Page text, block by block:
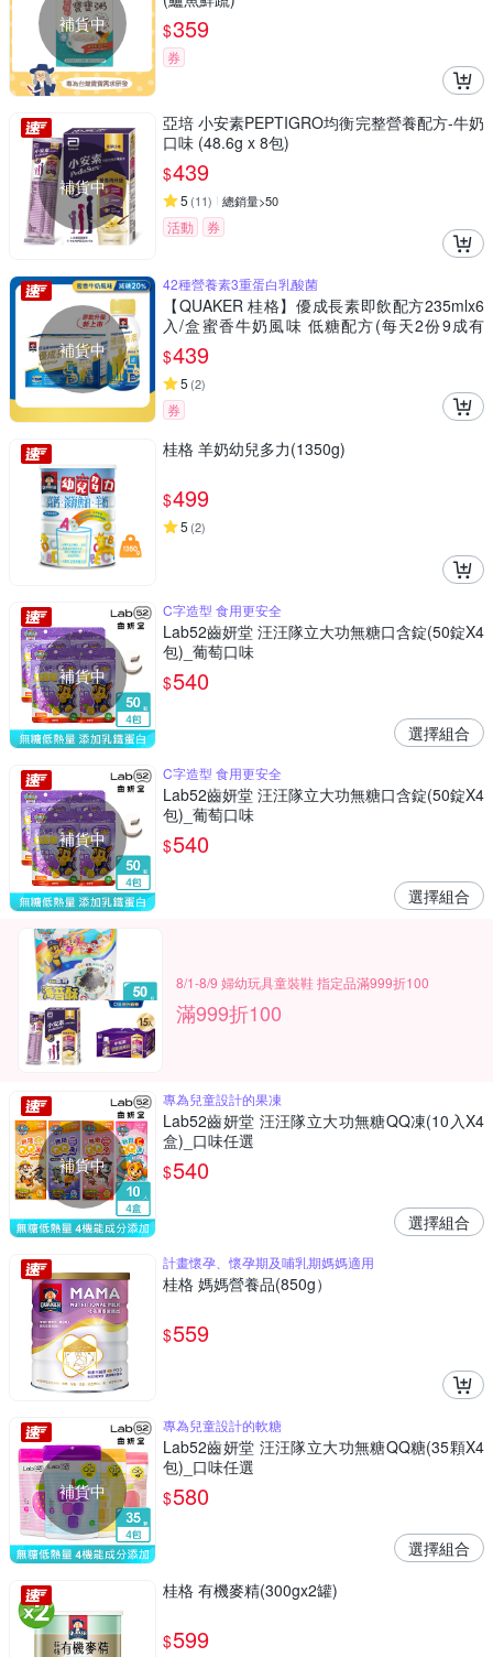
補貨中
$359
券
補貨中
亞培 小安素PEPTIGRO均衡完整營養配方-牛奶
口味 (48.6g x 8包)
$439
5 (11) 總銷量>50
活動 券
補貨中
42種營養素3重蛋白乳酸菌
【QUAKER 桂格】優成長素即飲配方235mlx6
入/盒蜜香牛奶風味 低糖配方(每天2份9成有
感。生長曲線攀升)
$439
5 (2)
券
桂格 羊奶幼兒多力(1350g)
$499
5 (2)
補貨中
C字造型 食用更安全
Lab52齒妍堂 汪汪隊立大功無糖口含錠(50錠X4
包)_葡萄口味
$540
選擇組合
補貨中
C字造型 食用更安全
Lab52齒妍堂 汪汪隊立大功無糖口含錠(50錠X4
包)_葡萄口味
$540
選擇組合
8/1-8/9 婦幼玩具童裝鞋 指定品滿999折100
滿999折100
補貨中
專為兒童設計的果凍
Lab52齒妍堂 汪汪隊立大功無糖QQ凍(10入X4
盒)_口味任選
$540
選擇組合
計畫懷孕、懷孕期及哺乳期媽媽適用
桂格 媽媽營養品(850g）
$559
補貨中
專為兒童設計的軟糖
Lab52齒妍堂 汪汪隊立大功無糖QQ糖(35顆X4
包)_口味任選
$580
選擇組合
桂格 有機麥精(300gx2罐)
$599